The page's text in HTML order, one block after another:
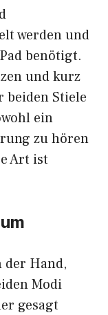
werden und
benötigt.
und kurz
beiden Stiele
ein
zu hören
Art ist
der Hand,
Modi
gesagt